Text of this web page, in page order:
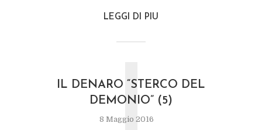
LEGGI DI PIU
IL DENARO “STERCO DEL
DEMONIO” (5)
8 Maggio 2016